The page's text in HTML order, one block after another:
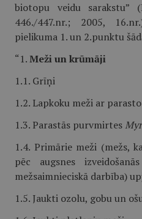
biotopu veidu sarakstu”
446./447.nr.; 2005,
pielikuma 1. un 2.punktu
“1.Meži un krūmāji
1.1. Grīņi
1.2. Lapkoku meži ar
1.3. Parastās purvmirtes
1.4. Primārie meži (mežs,
pēc augsnes
mežsaimnieciskā darbība)
1.5. Jaukti ozolu, gobu un